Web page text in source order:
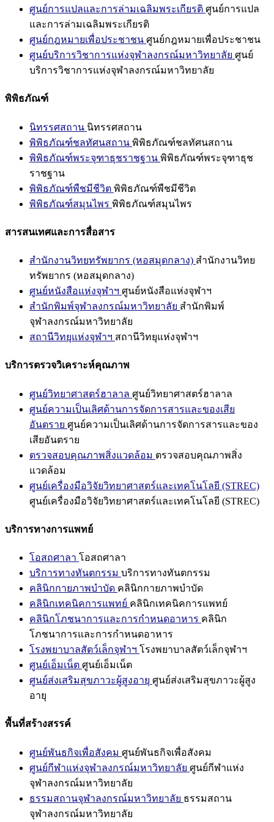
ศูนย์การแปลและการล่ามเฉลิมพระเกียรติ ศูนย์การแปล
และการล่ามเฉลิมพระเกียรติ
ศูนย์กฎหมายเพื่อประชาชน ศูนย์กฎหมายเพื่อประชาชน
ศูนย์บริการวิชาการแห่งจุฬาลงกรณ์มหาวิทยาลัย ศูนย์
บริการวิชาการแห่งจุฬาลงกรณ์มหาวิทยาลัย
พิพิธภัณฑ์
นิทรรศสถาน นิทรรศสถาน
พิพิธภัณฑ์ชลทัศนสถาน พิพิธภัณฑ์ชลทัศนสถาน
พิพิธภัณฑ์พระจุฑาธุชราชฐาน พิพิธภัณฑ์พระจุฑาธุช
ราชฐาน
พิพิธภัณฑ์พืชมีชีวิต พิพิธภัณฑ์พืชมีชีวิต
พิพิธภัณฑ์สมุนไพร พิพิธภัณฑ์สมุนไพร
สารสนเทศและการสื่อสาร
สำนักงานวิทยทรัพยากร (หอสมุดกลาง) สำนักงานวิทย
ทรัพยากร (หอสมุดกลาง)
ศูนย์หนังสือแห่งจุฬาฯ ศูนย์หนังสือแห่งจุฬาฯ
สำนักพิมพ์จุฬาลงกรณ์มหาวิทยาลัย สำนักพิมพ์
จุฬาลงกรณ์มหาวิทยาลัย
สถานีวิทยุแห่งจุฬาฯ สถานีวิทยุแห่งจุฬาฯ
บริการตรวจวิเคราะห์คุณภาพ
ศูนย์วิทยาศาสตร์ฮาลาล ศูนย์วิทยาศาสตร์ฮาลาล
ศูนย์ความเป็นเลิศด้านการจัดการสารและของเสีย
อันตราย ศูนย์ความเป็นเลิศด้านการจัดการสารและของ
เสียอันตราย
ตรวจสอบคุณภาพสิ่งแวดล้อม ตรวจสอบคุณภาพสิ่ง
แวดล้อม
ศูนย์เครื่องมือวิจัยวิทยาศาสตร์และเทคโนโลยี (STREC)
ศูนย์เครื่องมือวิจัยวิทยาศาสตร์และเทคโนโลยี (STREC)
บริการทางการแพทย์
โอสถศาลา โอสถศาลา
บริการทางทันตกรรม บริการทางทันตกรรม
คลินิกกายภาพบำบัด คลินิกกายภาพบำบัด
คลินิกเทคนิคการแพทย์ คลินิกเทคนิคการแพทย์
คลินิกโภชนาการและการกำหนดอาหาร คลินิก
โภชนาการและการกำหนดอาหาร
โรงพยาบาลสัตว์เล็กจุฬาฯ โรงพยาบาลสัตว์เล็กจุฬาฯ
ศูนย์เอ็มเน็ต ศูนย์เอ็มเน็ต
ศูนย์ส่งเสริมสุขภาวะผู้สูงอายุ ศูนย์ส่งเสริมสุขภาวะผู้สูง
อายุ
พื้นที่สร้างสรรค์
ศูนย์พันธกิจเพื่อสังคม ศูนย์พันธกิจเพื่อสังคม
ศูนย์กีฬาแห่งจุฬาลงกรณ์มหาวิทยาลัย ศูนย์กีฬาแห่ง
จุฬาลงกรณ์มหาวิทยาลัย
ธรรมสถานจุฬาลงกรณ์มหาวิทยาลัย ธรรมสถาน
จุฬาลงกรณ์มหาวิทยาลัย